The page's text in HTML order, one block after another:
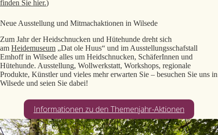
finden Sie hier.)
Neue Ausstellung und Mitmachaktionen in Wilsede
Zum Jahr der Heidschnucken und Hütehunde dreht sich
am Heidemuseum „Dat ole Huus“ und im Ausstellungsschafstall
Emhoff in Wilsede alles um Heidschnucken, SchäferInnen und
Hütehunde. Ausstellung, Wollwerkstatt, Workshops, regionale
Produkte, Künstler und vieles mehr erwarten Sie – besuchen Sie uns in
Wilsede und seien Sie dabei!
Informationen zu den Themenjahr-Aktionen